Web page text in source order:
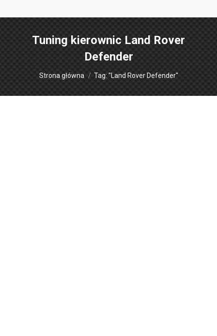
Tuning kierownic Land Rover
Defender
Jesteś tutaj:
Strona główna Tag: "Land Rover Defender"